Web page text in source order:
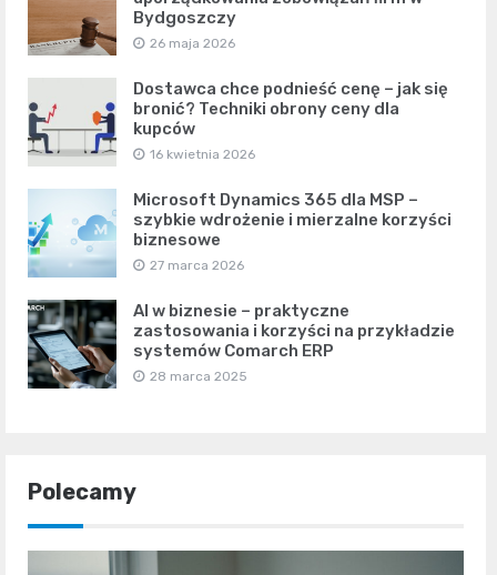
Bydgoszczy
26 maja 2026
Dostawca chce podnieść cenę – jak się
bronić? Techniki obrony ceny dla
kupców
16 kwietnia 2026
Microsoft Dynamics 365 dla MSP –
szybkie wdrożenie i mierzalne korzyści
biznesowe
27 marca 2026
AI w biznesie – praktyczne
zastosowania i korzyści na przykładzie
systemów Comarch ERP
28 marca 2025
Polecamy